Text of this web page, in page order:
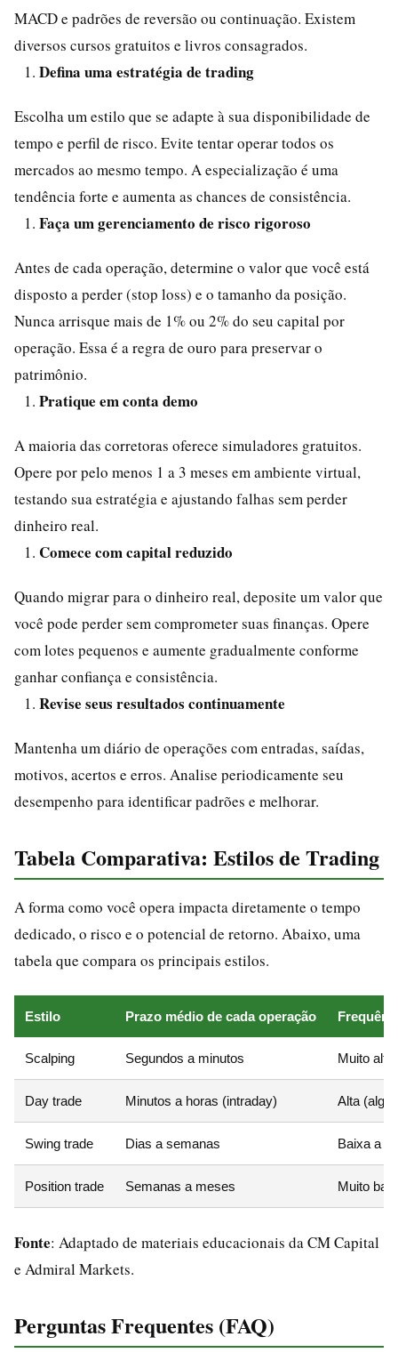
MACD e padrões de reversão ou continuação. Existem
diversos cursos gratuitos e livros consagrados.
Defina uma estratégia de trading
Escolha um estilo que se adapte à sua disponibilidade de
tempo e perfil de risco. Evite tentar operar todos os
mercados ao mesmo tempo. A especialização é uma
tendência forte e aumenta as chances de consistência.
Faça um gerenciamento de risco rigoroso
Antes de cada operação, determine o valor que você está
disposto a perder (stop loss) e o tamanho da posição.
Nunca arrisque mais de 1% ou 2% do seu capital por
operação. Essa é a regra de ouro para preservar o
patrimônio.
Pratique em conta demo
A maioria das corretoras oferece simuladores gratuitos.
Opere por pelo menos 1 a 3 meses em ambiente virtual,
testando sua estratégia e ajustando falhas sem perder
dinheiro real.
Comece com capital reduzido
Quando migrar para o dinheiro real, deposite um valor que
você pode perder sem comprometer suas finanças. Opere
com lotes pequenos e aumente gradualmente conforme
ganhar confiança e consistência.
Revise seus resultados continuamente
Mantenha um diário de operações com entradas, saídas,
motivos, acertos e erros. Analise periodicamente seu
desempenho para identificar padrões e melhorar.
Tabela Comparativa: Estilos de Trading
A forma como você opera impacta diretamente o tempo
dedicado, o risco e o potencial de retorno. Abaixo, uma
tabela que compara os principais estilos.
Estilo Prazo médio de cada operação
Scalping Segundos a minutos Muito
Day trade Minutos a horas (intraday) Alta
Swing trade Dias a semanas Baixa a
Position trade Semanas a meses Muito
Fonte: Adaptado de materiais educacionais da CM Capital
e Admiral Markets.
Perguntas Frequentes (FAQ)